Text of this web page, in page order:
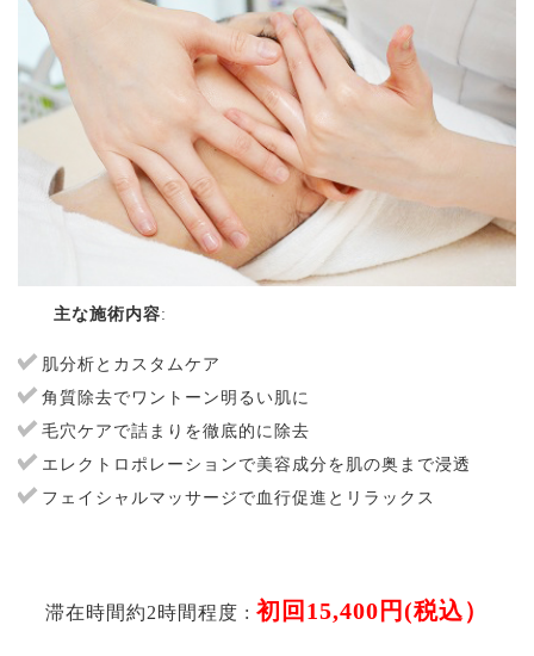
主な施術内容:
肌分析とカスタムケア
角質除去でワントーン明るい肌に
毛穴ケアで詰まりを徹底的に除去
エレクトロポレーションで美容成分を肌の奥まで浸透
フェイシャルマッサージで血行促進とリラックス
滞在時間約2時間程度 : 初回15,400円(税込）